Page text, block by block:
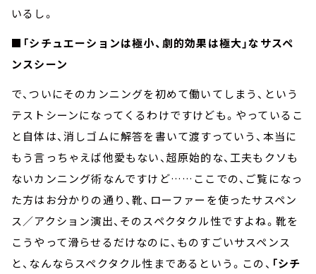
いるし。
■「シチュエーションは極小、劇的効果は極大」なサスペ
ンスシーン
で、ついにそのカンニングを初めて働いてしまう、という
テストシーンになってくるわけですけども。やっているこ
と自体は、消しゴムに解答を書いて渡すっていう、本当に
もう言っちゃえば他愛もない、超原始的な、工夫もクソも
ないカンニング術なんですけど……ここでの、ご覧になっ
た方はお分かりの通り、靴、ローファーを使ったサスペン
ス／アクション演出、そのスペクタクル性ですよね。靴を
こうやって滑らせるだけなのに、ものすごいサスペンス
と、なんならスペクタクル性まであるという。この、 「シチ